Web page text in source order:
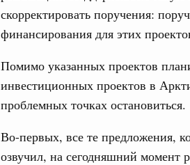
скорректировать поручения:
финансирования для этих
Помимо указанных проектов
инвестиционных проектов в
проблемных точках остановиться.
Во-первых, все те предложения,
озвучил, на сегодняшний момент